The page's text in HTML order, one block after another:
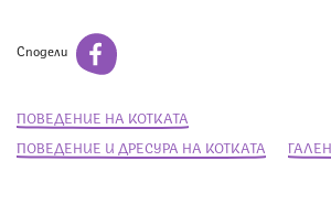
Сподели
ПОВЕДЕНИЕ НА КОТКАТА
ПОВЕДЕНИЕ И ДРЕСУРА НА КОТКАТА